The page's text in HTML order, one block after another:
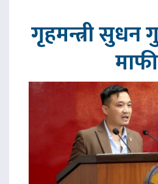
गृहमन्त्री
माफी